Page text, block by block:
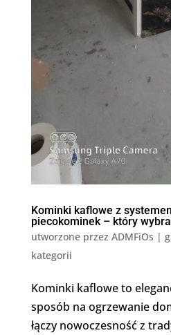
Kominki kaflowe z
piecokominek – który
utworzone przez ADMFiOs |
kategorii
Kominki kaflowe to
sposób na ogrzewanie
łączy nowoczesność z